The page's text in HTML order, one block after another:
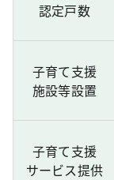
認定戸数
子育て支援
施設等設置
子育て支援
サービス提供